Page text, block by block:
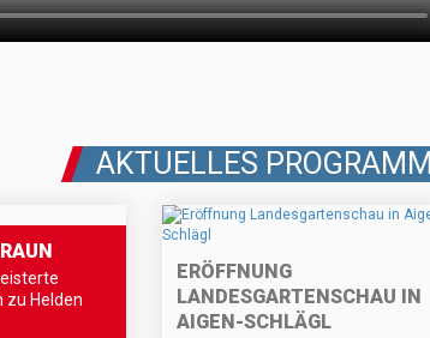
AKTUELLES PROGRAMM
zu Helden
ERÖFFNUNG
LANDESGARTENSCHAU IN
AIGEN-SCHLÄGL